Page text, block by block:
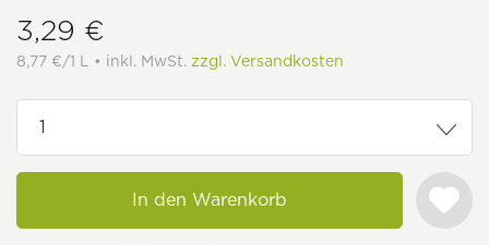
3,29 €
8,77 €/1 L • inkl. MwSt. zzgl. Versandkosten
In den Warenkorb